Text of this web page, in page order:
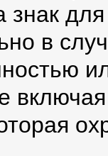
в